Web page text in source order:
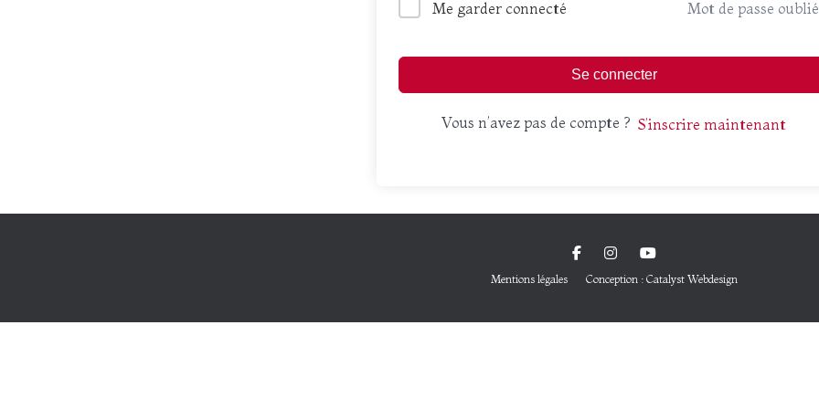
Me garder connecté Mot de passe
Se connecter
Vous n’avez pas de compte ? S’inscrire maintenant
Mentions légales Conception : Catalyst Webdesign